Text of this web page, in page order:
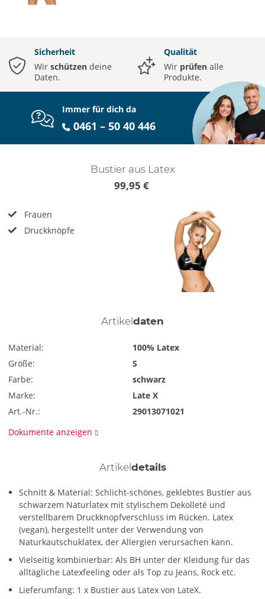
Sicherheit
Wir schützen deine
Daten.
Qualität
Wir prüfen alle
Produkte.
Immer für dich da
0461 – 50 40 446
Bustier aus Latex
99,95 €
Frauen
Druckknöpfe
Artikel daten
Material:
100% Latex
Größe:
S
Farbe:
schwarz
Marke:
Late X
Art.-Nr.:
29013071021
Dokumente anzeigen
Artikel details
Schnitt & Material: Schlicht-schönes, geklebtes Bustier aus
schwarzem Naturlatex mit stylischem Dekolleté und
verstellbarem Druckknopfverschluss im Rücken. Latex
(vegan), hergestellt unter der Verwendung von
Naturkautschuklatex, der Allergien verursachen kann.
Vielseitig kombinierbar: Als BH unter der Kleidung für das
alltägliche Latexfeeling oder als Top zu Jeans, Rock etc.
Lieferumfang: 1 x Bustier aus Latex von LateX.